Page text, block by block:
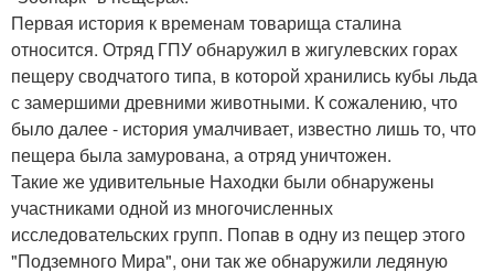
Первая история к временам товарища сталина
относится. Отряд ГПУ обнаружил в жигулевских горах
пещеру сводчатого типа, в которой хранились кубы льда
с замершими древними животными. К сожалению, что
было далее - история умалчивает, известно лишь то, что
пещера была замурована, а отряд уничтожен.
Такие же удивительные Находки были обнаружены
участниками одной из многочисленных
исследовательских групп. Попав в одну из пещер этого
"Подземного Мира", они так же обнаружили ледяную